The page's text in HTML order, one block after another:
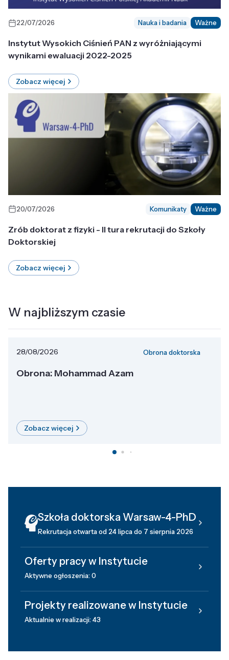
22/07/2026 Nauka i badania Ważne
Instytut Wysokich Ciśnień PAN z wyróżniającymi
wynikami ewaluacji 2022-2025
Zobacz więcej
20/07/2026 Komunikaty Ważne
Zrób doktorat z fizyki - II tura rekrutacji do Szkoły
Doktorskiej
Zobacz więcej
W najbliższym czasie
28/08/2026 Obrona doktorska
Obrona: Mohammad Azam
Zobacz więcej
Szkoła doktorska Warsaw-4-PhD
Rekrutacja otwarta od 24 lipca do 7 sierpnia 2026
Oferty pracy w Instytucie
Aktywne ogłoszenia: 0
Projekty realizowane w Instytucie
Aktualnie w realizacji: 43